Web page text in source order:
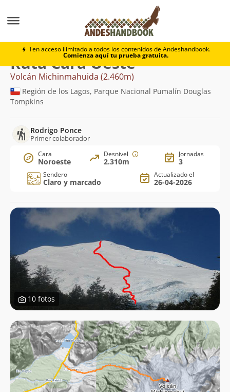
Ten acceso ilimitado a todos los contenidos de Andeshandbook.
Comienza aquí tu prueba gratuita.
Volcán Michinmahuida
Ruta Cara Oeste
Volcán Michinmahuida (2.460m)
Región de los Lagos, Parque Nacional Pumalín Douglas
Tompkins
Rodrigo Ponce
Primer colaborador
Cara
Noroeste
Desnivel
2.310m
Jornadas
3
Sendero
Claro y marcado
Actualizado el
26-04-2026
10 fotos